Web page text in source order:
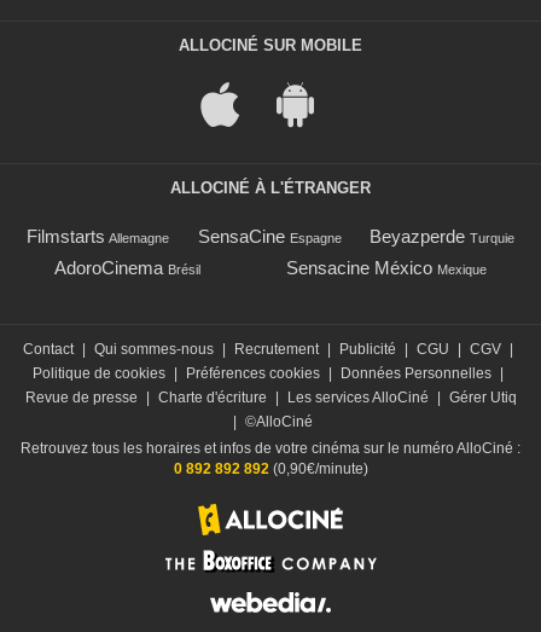
ALLOCINÉ SUR MOBILE
ALLOCINÉ À L'ÉTRANGER
Filmstarts Allemagne SensaCine Espagne Beyazperde Turquie
AdoroCinema Brésil Sensacine México Mexique
Contact | Qui sommes-nous | Recrutement | Publicité | CGU | CGV |
Politique de cookies | Préférences cookies | Données Personnelles |
Revue de presse
| Charte d'écriture | Les services AlloCiné | Gérer Utiq
| ©AlloCiné
Retrouvez tous les horaires et infos de votre cinéma sur le numéro AlloCiné :
0 892 892 892 (0,90€/minute)